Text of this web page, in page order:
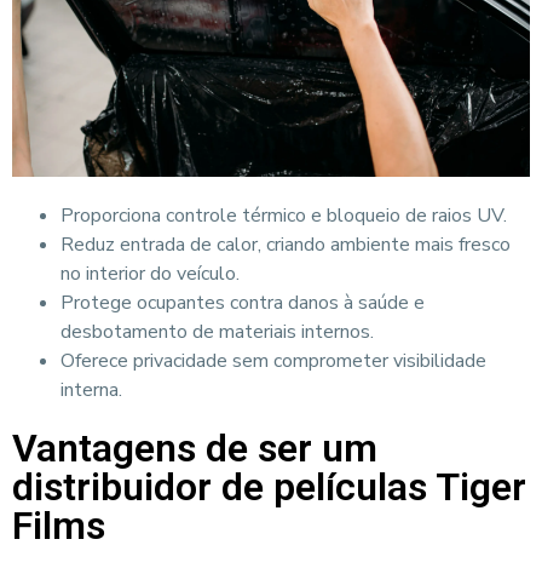
Proporciona controle térmico e bloqueio de raios UV.
Reduz entrada de calor, criando ambiente mais fresco
no interior do veículo.
Protege ocupantes contra danos à saúde e
desbotamento de materiais internos.
Oferece privacidade sem comprometer visibilidade
interna.
Vantagens de ser um
distribuidor de películas Tiger
Films